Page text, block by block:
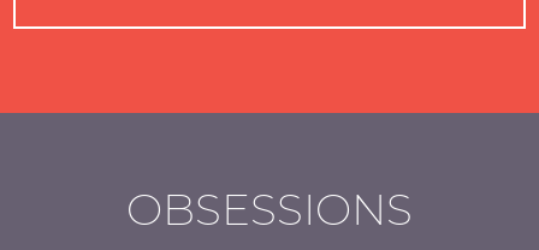
OBSESSIONS